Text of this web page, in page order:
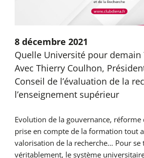
8 décembre 2021
Quelle Université pour demain
Avec Thierry Coulhon,
Conseil de l’évaluation de la
l’enseignement supérieur
Evolution de la gouvernance, réforme
prise en compte de la formation tout
valorisation de la recherche… Pour
véritablement, le système